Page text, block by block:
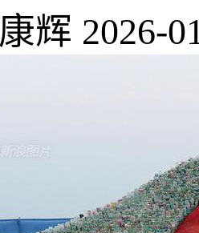
康辉 2026-